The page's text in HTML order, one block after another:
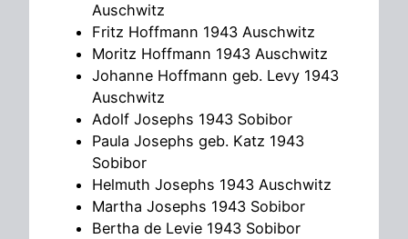
Auschwitz
Fritz Hoffmann 1943 Auschwitz
Moritz Hoffmann 1943 Auschwitz
Johanne Hoffmann geb. Levy 1943
Auschwitz
Adolf Josephs 1943 Sobibor
Paula Josephs geb. Katz 1943
Sobibor
Helmuth Josephs 1943 Auschwitz
Martha Josephs 1943 Sobibor
Bertha de Levie 1943 Sobibor